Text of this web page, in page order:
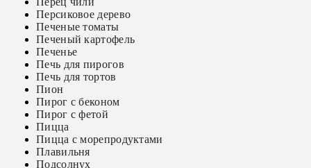
Персиковое дерево
Печеные томаты
Печеный картофель
Печенье
Печь для пирогов
Печь для тортов
Пион
Пирог с беконом
Пирог с фетой
Пицца
Пицца с морепродуктами
Плавильня
Подсолнух